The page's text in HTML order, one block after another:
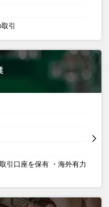
引
引口座を保有 ・海外有力